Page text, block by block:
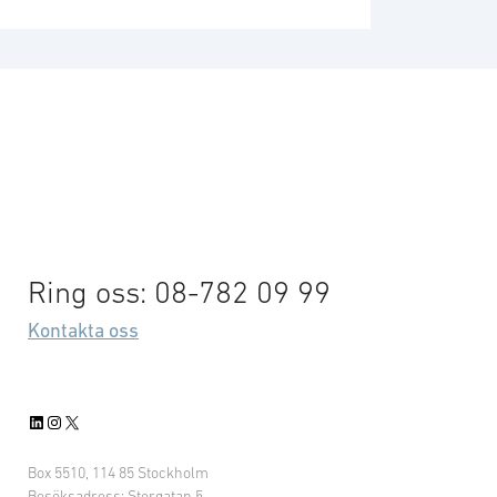
Ring oss: 08-782 09 99
Kontakta oss
LinkedIn
Instagram
X
Box 5510, 114 85 Stockholm